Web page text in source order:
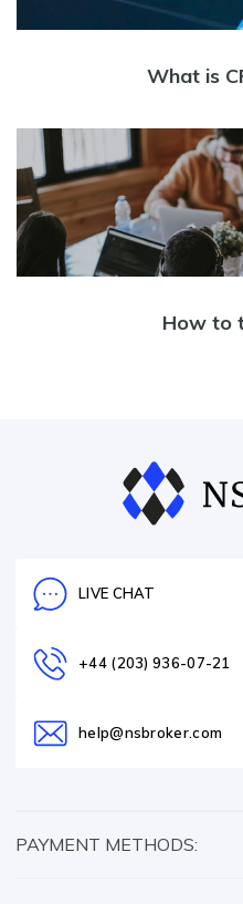
What is
How to
LIVE CHAT
+44 (203) 936-07-21
help@nsbroker.com
PAYMENT METHODS: